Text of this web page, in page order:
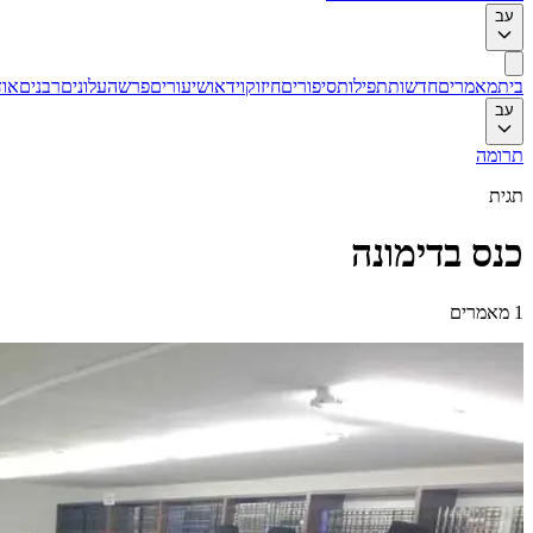
עב
ביתמאמריםחדשותתפילותסיפוריםחיזוקוידאושיעוריםפרשהעלוניםרבנים
עב
תרומה
תגית
כנס בדימונה
1 מאמרים